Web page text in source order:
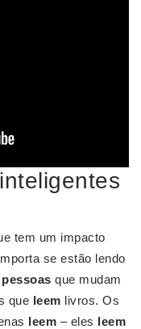
tem um impacto
se estão lendo
pessoas que mudam
que leem livros. Os
leem – eles leem